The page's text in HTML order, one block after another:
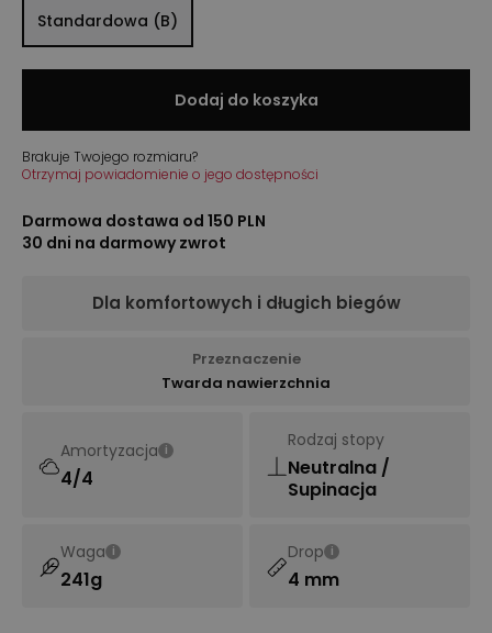
Standardowa (B)
Dodaj do koszyka
Brakuje Twojego rozmiaru?
Otrzymaj powiadomienie o jego dostępności
Darmowa dostawa od 150 PLN
30 dni na darmowy zwrot
Dla komfortowych i długich biegów
Przeznaczenie
Twarda nawierzchnia
Amortyzacja i
4/4
Rodzaj stopy
Neutralna /
Supinacja
Waga i
241g
Drop i
4 mm